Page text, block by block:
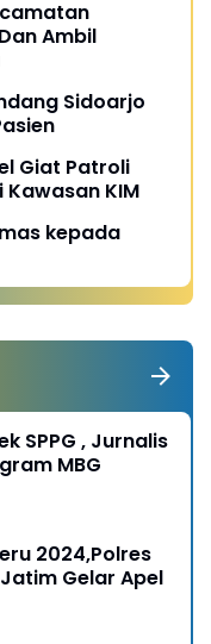
Ambil
Sidoarjo
Giat Patroli
Kawasan KIM
kepada
SPPG , Jurnalis
MBG
2024,Polres
Gelar Apel